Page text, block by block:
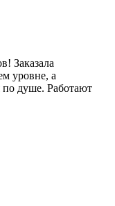
Заказала
уровне, а
душе. Работают